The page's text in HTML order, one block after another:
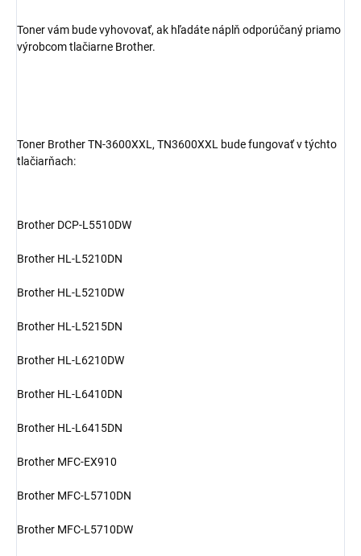
Toner vám bude vyhovovať, ak hľadáte náplň odporúčaný priamo
výrobcom tlačiarne Brother.
Toner Brother TN-3600XXL, TN3600XXL bude fungovať v týchto
tlačiarňach:
Brother DCP-L5510DW
Brother HL-L5210DN
Brother HL-L5210DW
Brother HL-L5215DN
Brother HL-L6210DW
Brother HL-L6410DN
Brother HL-L6415DN
Brother MFC-EX910
Brother MFC-L5710DN
Brother MFC-L5710DW